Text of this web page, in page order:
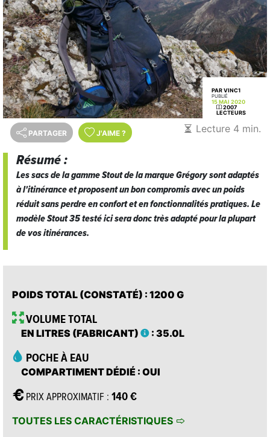
PAR VINC1
PUBLIÉ
15 MAI 2020
2007
LECTEURS
PARTAGER J'AIME ? Lecture 4 min.
Résumé :
Les sacs de la gamme Stout de la marque Grégory sont adaptés
à l'itinérance et proposent un bon compromis avec un poids
réduit sans perdre en confort et en fonctionnalités pratiques. Le
modèle Stout 35 testé ici sera donc très adapté pour la plupart
de vos itinérances.
POIDS TOTAL (CONSTATÉ) : 1200 G
VOLUME TOTAL
EN LITRES (FABRICANT) : 35.0L
POCHE À EAU
COMPARTIMENT DÉDIÉ : OUI
PRIX APPROXIMATIF : 140 €
TOUTES LES CARACTÉRISTIQUES